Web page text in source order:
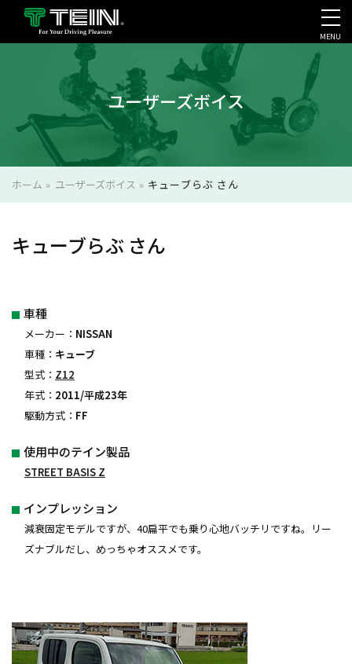
会社案内・採用・IR
MENU
ユーザーズボイス
ホーム » ユーザーズボイス » キューブらぶ さん
キューブらぶ さん
車種
メーカー： NISSAN
車種： キューブ
型式： Z12
年式： 2011/平成23年
駆動方式： FF
使用中のテイン製品
STREET BASIS Z
インプレッション
減衰固定モデルですが、40扁平でも乗り心地バッチリですね。リー
ズナブルだし、めっちゃオススメです。